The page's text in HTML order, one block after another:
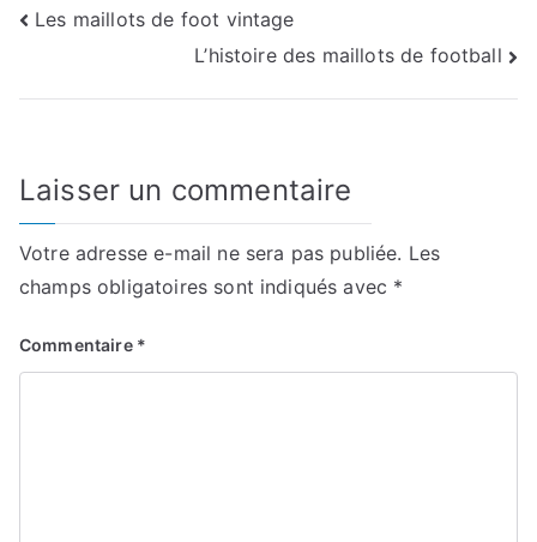
Navigation
Les maillots de foot vintage
L’histoire des maillots de football
Laisser un commentaire
Votre adresse e-mail ne sera pas publiée. Les
champs obligatoires sont indiqués avec *
Commentaire *